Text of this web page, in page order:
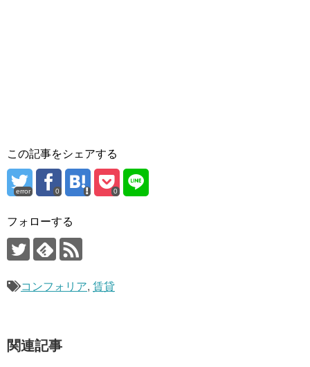
この記事をシェアする
error 0 0
フォローする
コンフォリア, 賃貸
関連記事